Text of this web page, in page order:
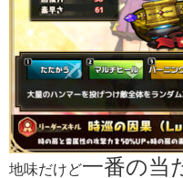
地味だけど一番の当